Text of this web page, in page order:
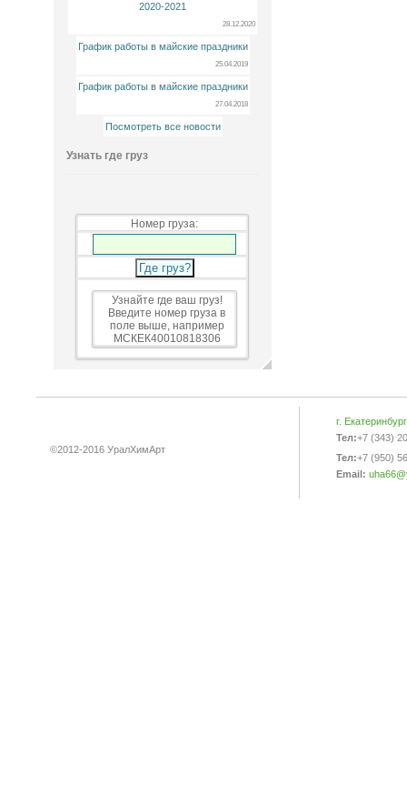
2020-2021
28.12.2020
График работы в майские праздники
25.04.2019
График работы в майские праздники
27.04.2018
Посмотреть все новости
Узнать где груз
Номер груза:
Узнайте где ваш груз!
Введите номер груза в
поле выше, например
МСКЕК40010818306
©2012-2016 УралХимАрт
г.
Тел:+7 (343)
Тел:+7 (950)
Email: